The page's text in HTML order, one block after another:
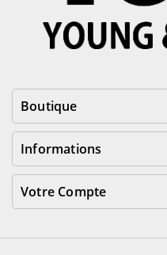
Boutique
Informations
Votre Compte